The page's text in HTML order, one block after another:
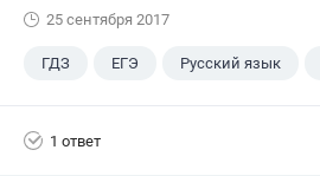
25 сентября 2017
ГДЗ ЕГЭ Русский язык
1 ответ